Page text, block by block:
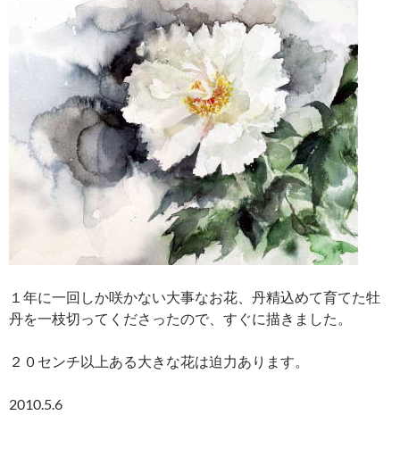
１年に一回しか咲かない大事なお花、丹精込めて育てた牡
丹を一枝切ってくださったので、すぐに描きました。
２０センチ以上ある大きな花は迫力あります。
2010.5.6